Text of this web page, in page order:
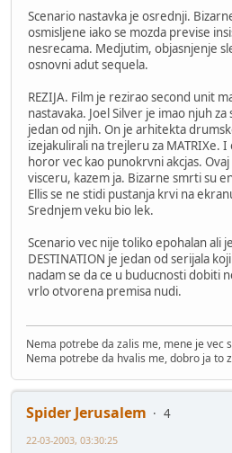
Scenario nastavka je osrednji.
osmisljene iako se mozda previse
nesrecama. Medjutim, objasnjenje
osnovni adut sequela.
REZIJA. Film je rezirao second unit
nastavaka. Joel Silver je imao njuh
jedan od njih. On je arhitekta
izejakulirali na trejleru za MATRIXe.
horor vec kao punokrvni akcjas.
visceru, kazem ja. Bizarne smrti su
Ellis se ne stidi pustanja krvi na
Srednjem veku bio lek.
Scenario vec nije toliko epohalan ali
DESTINATION je jedan od serijala
nadam se da ce u buducnosti dobiti
vrlo otvorena premisa nudi.
Nema potrebe da zalis me, mene je vec
Nema potrebe da hvalis me, dobro ja to
Spider Jerusalem
4
22-03-2003, 03:30:25